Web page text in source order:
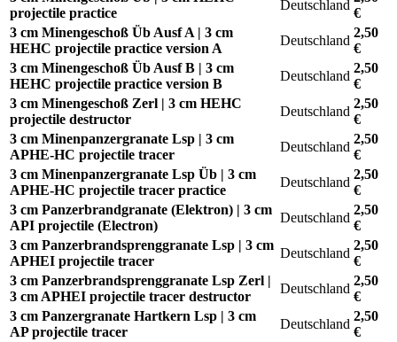
projectile practice
Deutschland
€
3 cm Minengeschoß Üb Ausf A | 3 cm
HEHC projectile practice version A
Deutschland
2,50
€
3 cm Minengeschoß Üb Ausf B | 3 cm
HEHC projectile practice version B
Deutschland
2,50
€
3 cm Minengeschoß Zerl | 3 cm HEHC
projectile destructor
Deutschland
2,50
€
3 cm Minenpanzergranate Lsp | 3 cm
APHE-HC projectile tracer
Deutschland
2,50
€
3 cm Minenpanzergranate Lsp Üb | 3 cm
APHE-HC projectile tracer practice
Deutschland
2,50
€
3 cm Panzerbrandgranate (Elektron) | 3 cm
API projectile (Electron)
Deutschland
2,50
€
3 cm Panzerbrandsprenggranate Lsp | 3 cm
APHEI projectile tracer
Deutschland
2,50
€
3 cm Panzerbrandsprenggranate Lsp Zerl |
3 cm APHEI projectile tracer destructor
Deutschland
2,50
€
3 cm Panzergranate Hartkern Lsp | 3 cm
AP projectile tracer
Deutschland
2,50
€